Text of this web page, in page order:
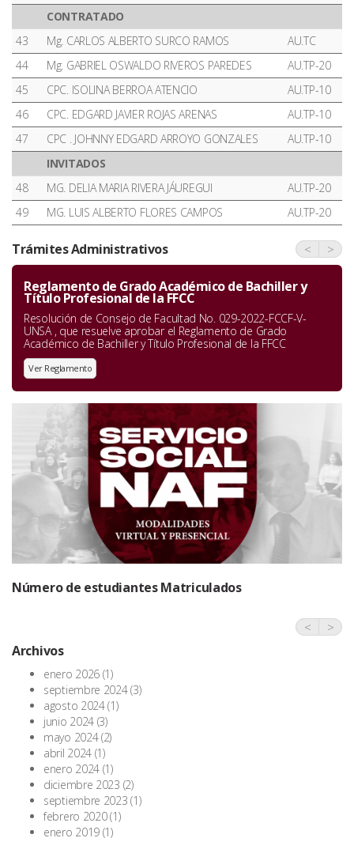
CONTRATADO
43
Mg. CARLOS ALBERTO SURCO RAMOS
AU.TC
44
Mg. GABRIEL OSWALDO RIVEROS PAREDES
AU.TP-20
45
CPC. ISOLINA BERROA ATENCIO
AU.TP-10
46
CPC. EDGARD JAVIER ROJAS ARENAS
AU.TP-10
47
CPC . JOHNNY EDGARD ARROYO GONZALES
AU.TP-10
INVITADOS
48
MG. DELIA MARIA RIVERA JÁUREGUI
AU.TP-20
49
MG. LUIS ALBERTO FLORES CAMPOS AU.TP-20
Trámites Administrativos < >
Reglamento de Grado Académico de Bachiller y
Título Profesional de la FFCC
Resolución de Consejo de Facultad No. 029-2022-FCCF-V-
UNSA , que resuelve aprobar el Reglamento de Grado
Académico de Bachiller y Título Profesional de la FFCC
Ver Reglamento
Número de estudiantes Matriculados
< >
Archivos
enero 2026 (1)
septiembre 2024(3)
agosto 2024(1)
junio 2024 (3)
mayo 2024(2)
abril 2024 (1)
enero 2024 (1)
diciembre 2023 (2)
septiembre 2023 (1)
febrero 2020(1)
enero 2019 (1)